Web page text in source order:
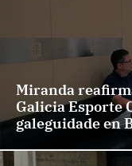
Miranda
Galicia Esporte
galeguidade en